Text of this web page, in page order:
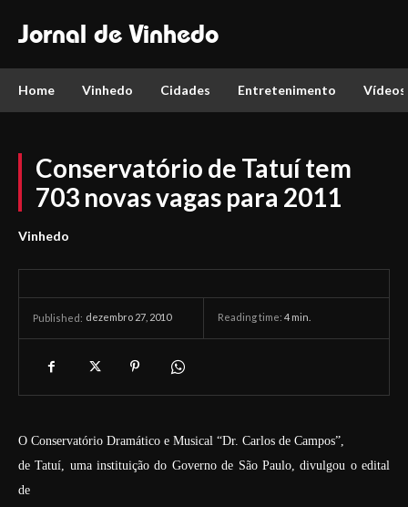
Jornal de Vinhedo
Home Vinhedo Cidades Entretenimento Vídeos
Conservatório de Tatuí tem
703 novas vagas para 2011
Vinhedo
Published: dezembro 27, 2010 Reading time: 4 min.
O Conservatório Dramático e Musical “Dr. Carlos de Campos”,
de Tatuí, uma instituição do Governo de São Paulo, divulgou o edital
de